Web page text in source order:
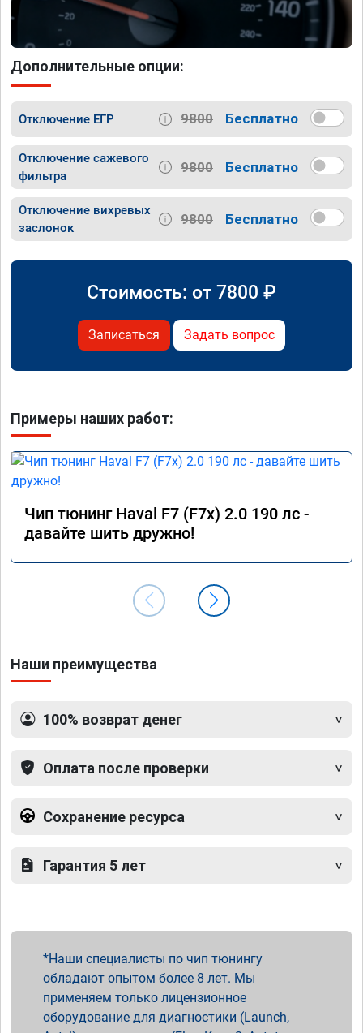
Дополнительные опции:
Отключение ЕГР 9800 Бесплатно
Отключение сажевого
фильтра
9800 Бесплатно
Отключение вихревых
заслонок
9800 Бесплатно
Стоимость: от 7800 ₽
Записаться Задать вопрос
Примеры наших работ:
Чип тюнинг Haval F7 (F7x) 2.0 190 лс -
давайте шить дружно!
Наши преимущества
100% возврат денег
Оплата после проверки
Сохранение ресурса
Гарантия 5 лет
Наши специалисты по чип тюнингу
обладают опытом более 8 лет. Мы
применяем только лицензионное
оборудование для диагностики (Launch,